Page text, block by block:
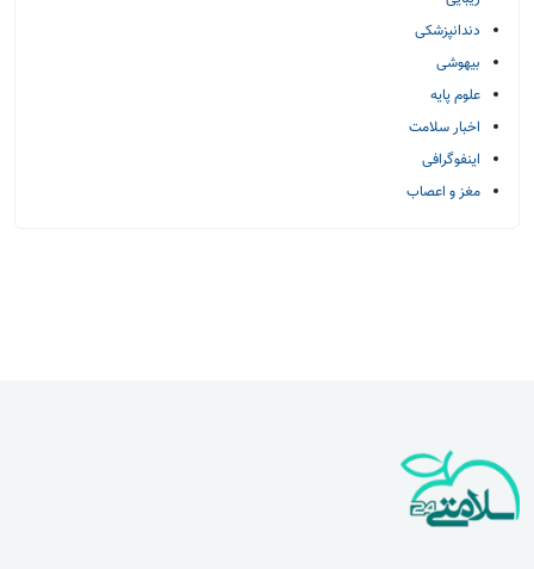
دندانپزشکی
بیهوشی
علوم پایه
اخبار سلامت
اینفوگرافی
مغز و اعصاب